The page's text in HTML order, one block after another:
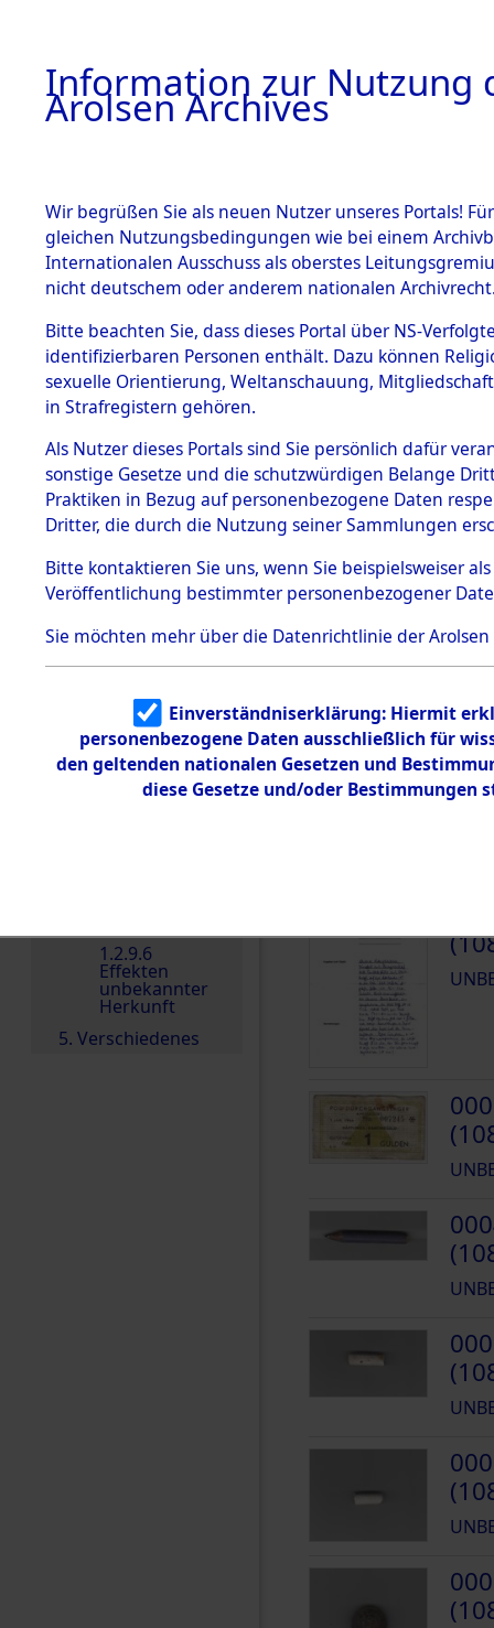
BESTÄNDE
1.
Inhaftierungsdoku
mente
1.2.9 Beim ITS
verwahrte
1.2.9.1
Effekten aus
dem KZ
Dachau
Effekten aus
dem KZ
Dachau,
Landesentsch
ädigungsamt
Effekten aus
dem KZ
Neuengamm
e
1.2.9.4
Effekten nicht
1.2.9.6
Effekten
unbekannter
Herkunft
5. Verschiedenes
25Akten
DOKUMENTE
Treffer pro Seite:
Reihenfolge:
Information zur Nutzung
Arolsen Archives
Wir begrüßen Sie als neuen Nutzer unseres Portals!
gleichen Nutzungsbedingungen wie bei einem
Internationalen Ausschuss als oberstes
nicht deutschem oder anderem nationalen
Bitte beachten Sie, dass dieses Portal über NS-
identifizierbaren Personen enthält. Dazu können
sexuelle Orientierung, Weltanschauung,
in Strafregistern gehören.
Als Nutzer dieses Portals sind Sie persönlich dafür
sonstige Gesetze und die schutzwürdigen Belange
Praktiken in Bezug auf personenbezogene Daten
Dritter, die durch die Nutzung seiner Sammlungen
Bitte kontaktieren Sie uns, wenn Sie beispielsweiser
Veröffentlichung bestimmter personenbezogener
Sie möchten mehr über die Datenrichtlinie der Arolsen
Einverständniserklärung: Hiermit
personenbezogene Daten ausschließlich für
den geltenden nationalen Gesetzen und
diese Gesetze und/oder Bestimmungen